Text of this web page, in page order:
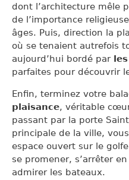
dont l’architecture mêle
de l’importance
âges. Puis, direction la
où se tenaient autrefois
aujourd’hui bordé par
parfaites pour découvrir
Enfin, terminez votre
plaisance, véritable
passant par la porte
principale de la ville,
espace ouvert sur le
se promener, s’arrêter
admirer les bateaux.